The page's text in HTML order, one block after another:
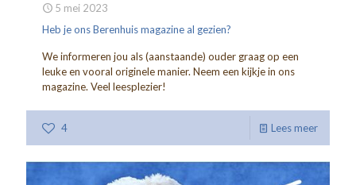
5 mei 2023
Heb je ons Berenhuis magazine al gezien?
We informeren jou als (aanstaande) ouder graag op een
leuke en vooral originele manier. Neem een kijkje in ons
magazine. Veel leesplezier!
4 Lees meer